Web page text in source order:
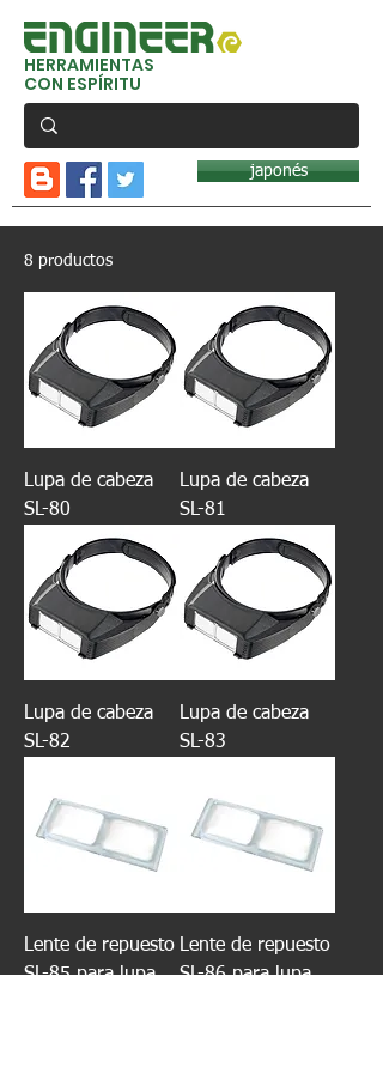
HERRAMIENTAS
CON ESPÍRITU
japonés
8 productos
Lupa de cabeza
SL-80
Lupa de cabeza
SL-81
Lupa de cabeza
SL-82
Lupa de cabeza
SL-83
Lente de repuesto
SL-85 para lupa
Lente de repuesto
SL-86 para lupa